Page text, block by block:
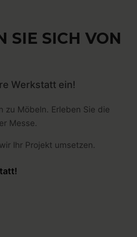
SIE SICH VON
Werkstatt ein!
zu Möbeln. Erleben Sie die
Messe.
Ihr Projekt umsetzen.